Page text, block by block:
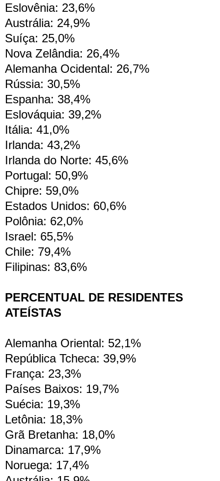
Eslovênia: 23,6%
Austrália: 24,9%
Suíça: 25,0%
Nova Zelândia: 26,4%
Alemanha Ocidental: 26,7%
Rússia: 30,5%
Espanha: 38,4%
Eslováquia: 39,2%
Itália: 41,0%
Irlanda: 43,2%
Irlanda do Norte: 45,6%
Portugal: 50,9%
Chipre: 59,0%
Estados Unidos: 60,6%
Polônia: 62,0%
Israel: 65,5%
Chile: 79,4%
Filipinas: 83,6%
PERCENTUAL DE RESIDENTES
ATEÍSTAS
Alemanha Oriental: 52,1%
República Tcheca: 39,9%
França: 23,3%
Países Baixos: 19,7%
Suécia: 19,3%
Letônia: 18,3%
Grã Bretanha: 18,0%
Dinamarca: 17,9%
Noruega: 17,4%